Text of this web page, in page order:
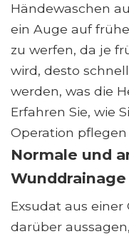
Händewaschen
ein Auge auf
zu werfen, da je
wird, desto
werden, was die
Erfahren Sie, wie
Operation pflegen
Normale und
Wunddrainage
Exsudat aus
darüber